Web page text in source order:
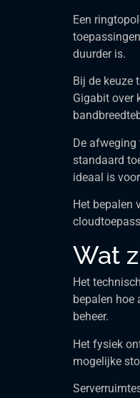
Een
duurder is.
Bij de keuze
Gigabit over
De afweging
standaard
ideaal is
Het bepalen
Wat
Het
bepalen hoe
beheer.
Het fysiek
mogelijke